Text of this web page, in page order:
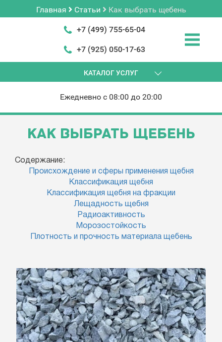
Главная Статьи Как выбрать щебень
+7 (499) 755-65-04
+7 (925) 050-17-63
КАТАЛОГ УСЛУГ
Ежедневно с 08:00 до 20:00
КАК ВЫБРАТЬ ЩЕБЕНЬ
Содержание:
Происхождение и сферы применения щебня
Классификация щебня
Классификация щебня на фракции
Лещадность щебня
Радиоактивность
Морозостойкость
Плотность и прочность материала щебень